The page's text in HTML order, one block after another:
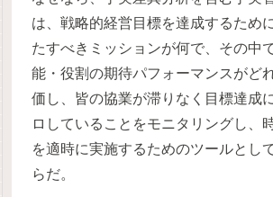
は、戦略的経営目標を達成するため
たすべきミッションが何で、その中
能・役割の期待パフォーマンスがど
価し、皆の協業が滞りなく目標達成
ロしていることをモニタリングし、
を適時に実施するためのツールとし
らだ。